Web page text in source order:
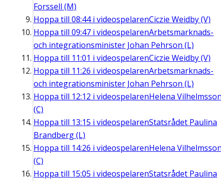
Forssell (M)
Hoppa till 08:44i videospelarenCiczie Weidby (V)
Hoppa till 09:47 i videospelarenArbetsmarknads-
och integrationsminister Johan Pehrson (L)
Hoppa till 11:01 i videospelarenCiczie Weidby (V)
Hoppa till 11:26 i videospelarenArbetsmarknads-
och integrationsminister Johan Pehrson (L)
Hoppa till 12:12 i videospelarenHelena
(C)
Hoppa till 13:15 i videospelarenStatsrådet Paulina
Brandberg (L)
Hoppa till 14:26 i videospelarenHelena
(C)
Hoppa till 15:05 i videospelarenStatsrådet Paulina